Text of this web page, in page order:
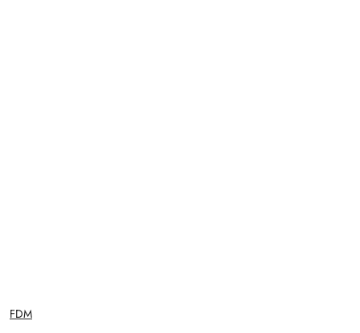
NAZWA
PRODUCENTA:
FDM